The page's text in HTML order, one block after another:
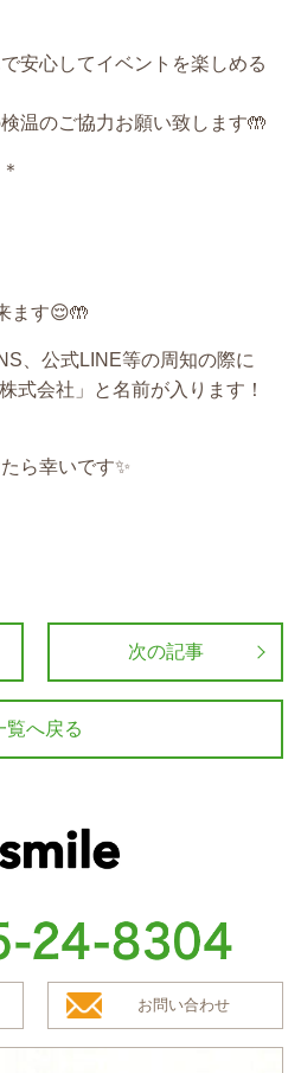
安心してイベントを楽しめる
温のご協力お願い致します🤲
ます😌🤲
、公式LINE等の周知の際に
株式会社」と名前が入ります！
ら幸いです✨
次の記事
覧へ戻る
お問い合わせ